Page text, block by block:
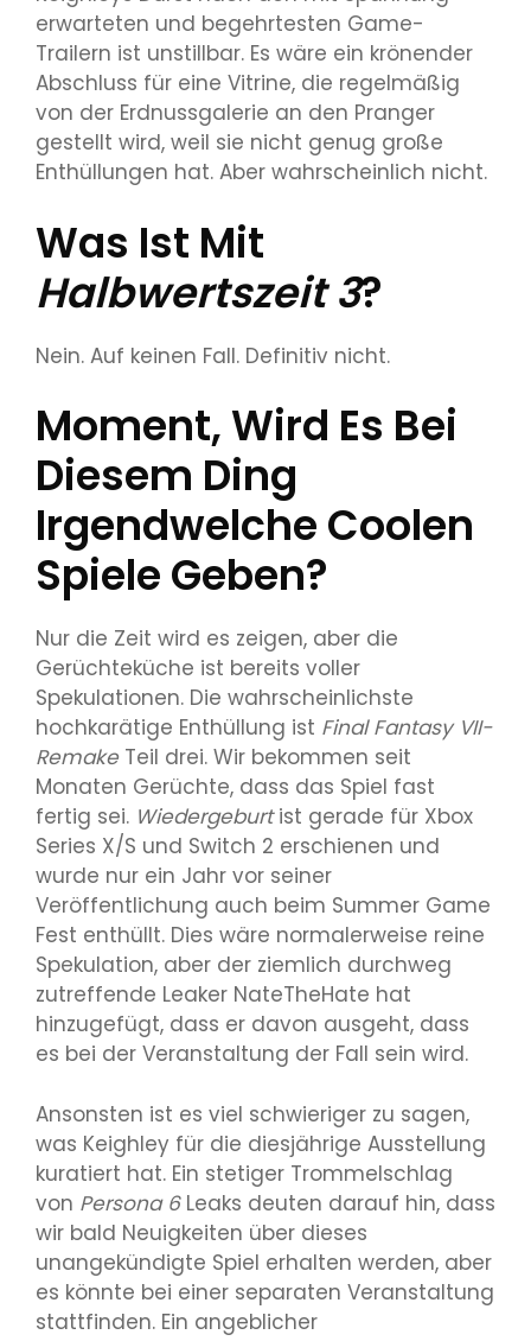
erwarteten und begehrtesten Game-
Trailern ist unstillbar. Es wäre ein krönender
Abschluss für eine Vitrine, die regelmäßig
von der Erdnussgalerie an den Pranger
gestellt wird, weil sie nicht genug große
Enthüllungen hat. Aber wahrscheinlich nicht.
Was Ist Mit
Halbwertszeit 3?
Nein. Auf keinen Fall. Definitiv nicht.
Moment, Wird Es Bei
Diesem Ding
Irgendwelche Coolen
Spiele Geben?
Nur die Zeit wird es zeigen, aber die
Gerüchteküche ist bereits voller
Spekulationen. Die wahrscheinlichste
hochkarätige Enthüllung ist Final Fantasy VII-
RemakeTeil drei. Wir bekommen seit
Monaten Gerüchte, dass das Spiel fast
fertig sei. Wiedergeburtist gerade für Xbox
Series X/S und Switch 2 erschienen und
wurde nur ein Jahr vor seiner
Veröffentlichung auch beim Summer Game
Fest enthüllt. Dies wäre normalerweise reine
Spekulation, aber der ziemlich durchweg
zutreffende Leaker NateTheHate hat
hinzugefügt, dass er davon ausgeht, dass
es bei der Veranstaltung der Fall sein wird.
Ansonsten ist es viel schwieriger zu sagen,
was Keighley für die diesjährige Ausstellung
kuratiert hat. Ein stetiger Trommelschlag
von Persona 6Leaks deuten darauf hin, dass
wir bald Neuigkeiten über dieses
unangekündigte Spiel erhalten werden, aber
es könnte bei einer separaten Veranstaltung
stattfinden. Ein angeblicher